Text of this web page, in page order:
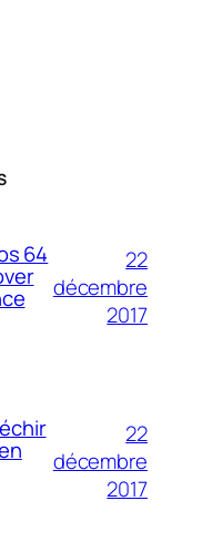
64
22
décembre
2017
22
décembre
2017